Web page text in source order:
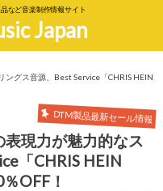
など音楽制作情報サイト
Japan
ングス音源、Best Service「CHRIS HEIN
DTM製品最新セール情報
表現力が魅力的なス
「CHRIS HEIN
OFF！